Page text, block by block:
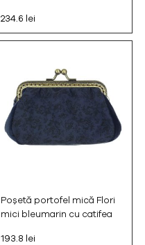
234.6 lei
Poșetă portofel mică Flori
mici bleumarin cu catifea
193.8 lei